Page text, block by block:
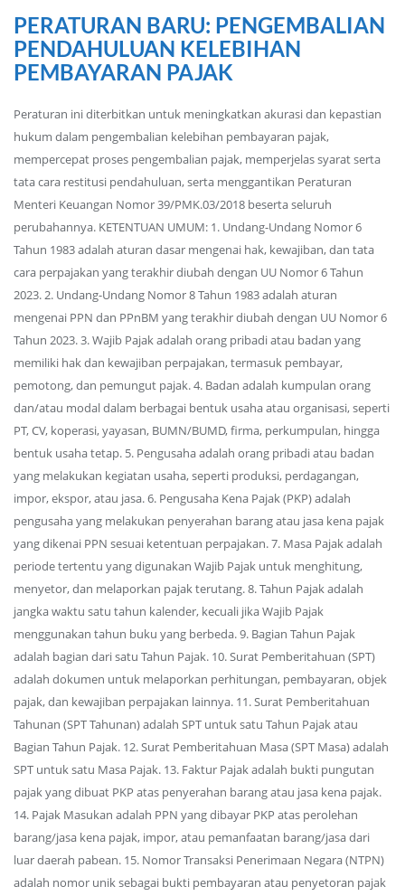
PERATURAN BARU: PENGEMBALIAN
PENDAHULUAN KELEBIHAN
PEMBAYARAN PAJAK
Peraturan ini diterbitkan untuk meningkatkan akurasi dan kepastian
hukum dalam pengembalian kelebihan pembayaran pajak,
mempercepat proses pengembalian pajak, memperjelas syarat serta
tata cara restitusi pendahuluan, serta menggantikan Peraturan
Menteri Keuangan Nomor 39/PMK.03/2018 beserta seluruh
perubahannya. KETENTUAN UMUM: 1. Undang-Undang Nomor 6
Tahun 1983 adalah aturan dasar mengenai hak, kewajiban, dan tata
cara perpajakan yang terakhir diubah dengan UU Nomor 6 Tahun
2023. 2. Undang-Undang Nomor 8 Tahun 1983 adalah aturan
mengenai PPN dan PPnBM yang terakhir diubah dengan UU Nomor 6
Tahun 2023. 3. Wajib Pajak adalah orang pribadi atau badan yang
memiliki hak dan kewajiban perpajakan, termasuk pembayar,
pemotong, dan pemungut pajak. 4. Badan adalah kumpulan orang
dan/atau modal dalam berbagai bentuk usaha atau organisasi, seperti
PT, CV, koperasi, yayasan, BUMN/BUMD, firma, perkumpulan, hingga
bentuk usaha tetap. 5. Pengusaha adalah orang pribadi atau badan
yang melakukan kegiatan usaha, seperti produksi, perdagangan,
impor, ekspor, atau jasa. 6. Pengusaha Kena Pajak (PKP) adalah
pengusaha yang melakukan penyerahan barang atau jasa kena pajak
yang dikenai PPN sesuai ketentuan perpajakan. 7. Masa Pajak adalah
periode tertentu yang digunakan Wajib Pajak untuk menghitung,
menyetor, dan melaporkan pajak terutang. 8. Tahun Pajak adalah
jangka waktu satu tahun kalender, kecuali jika Wajib Pajak
menggunakan tahun buku yang berbeda. 9. Bagian Tahun Pajak
adalah bagian dari satu Tahun Pajak. 10. Surat Pemberitahuan (SPT)
adalah dokumen untuk melaporkan perhitungan, pembayaran, objek
pajak, dan kewajiban perpajakan lainnya. 11. Surat Pemberitahuan
Tahunan (SPT Tahunan) adalah SPT untuk satu Tahun Pajak atau
Bagian Tahun Pajak. 12. Surat Pemberitahuan Masa (SPT Masa) adalah
SPT untuk satu Masa Pajak. 13. Faktur Pajak adalah bukti pungutan
pajak yang dibuat PKP atas penyerahan barang atau jasa kena pajak.
14. Pajak Masukan adalah PPN yang dibayar PKP atas perolehan
barang/jasa kena pajak, impor, atau pemanfaatan barang/jasa dari
luar daerah pabean. 15. Nomor Transaksi Penerimaan Negara (NTPN)
adalah nomor unik sebagai bukti pembayaran atau penyetoran pajak